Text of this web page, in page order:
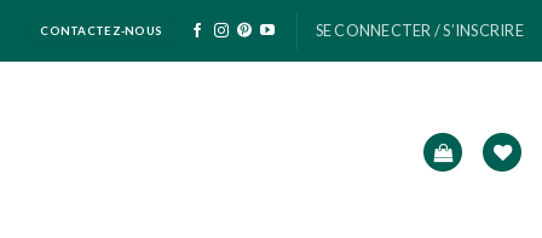
CONTACTEZ-NOUS SE CONNECTER / S’INSCRIRE